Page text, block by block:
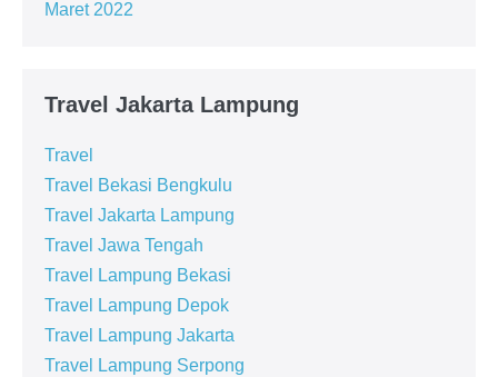
Maret 2022
Travel Jakarta Lampung
Travel
Travel Bekasi Bengkulu
Travel Jakarta Lampung
Travel Jawa Tengah
Travel Lampung Bekasi
Travel Lampung Depok
Travel Lampung Jakarta
Travel Lampung Serpong